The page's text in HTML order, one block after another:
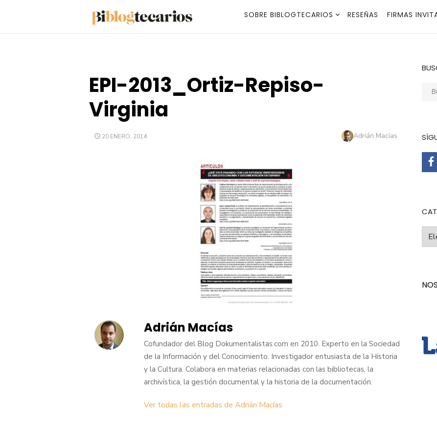
SOBRE BIBLOGTECARIOS RESEÑAS FIRMAS
EPI-2013_Ortiz-Repiso-
Virginia
PUBLICADO
20 ENERO, 2014 Autor
Adrián Macías
Adrián Macías
Cofundador del Blog Dokumentalistas.com en 2010. Experto en la Sociedad
de la Información y del Conocimiento. Investigador entusiasta de la Historia
y la Cultura. Colabora en materias relacionadas con las bibliotecas, la
archivística, la gestión documental y la historia de la documentación.
Ver todas las entradas de Adrián Macías